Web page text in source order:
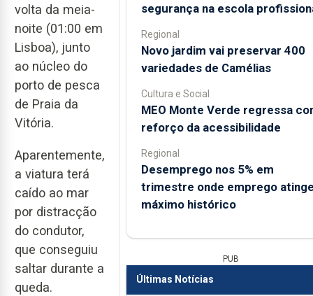
volta da meia-
noite (01:00 em
Lisboa), junto
ao núcleo do
porto de pesca
de Praia da
Vitória.
Aparentemente,
a viatura terá
caído ao mar
por distracção
do condutor,
que conseguiu
saltar durante a
queda.
segurança na escola
Regional
Novo jardim vai preservar 400
variedades de Camélias
Cultura e Social
MEO Monte Verde regressa
reforço da acessibilidade
Regional
Desemprego nos 5% em
trimestre onde emprego
máximo histórico
PUB
Últimas Notícias